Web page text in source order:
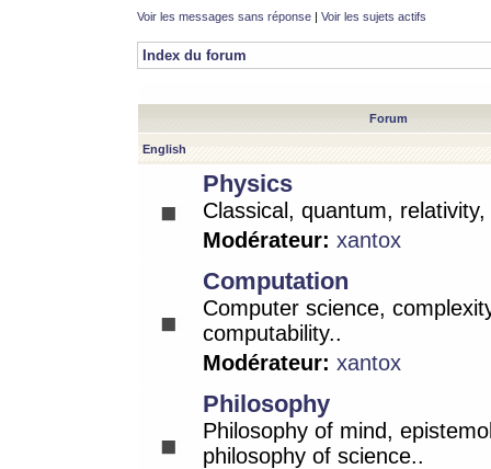
Voir les messages sans réponse | Voir les sujets actifs
Index du forum
Forum
English
Physics
Classical, quantum,
Modérateur: xantox
Computation
Computer science,
computability..
Modérateur: xantox
Philosophy
Philosophy of mind,
philosophy of science..